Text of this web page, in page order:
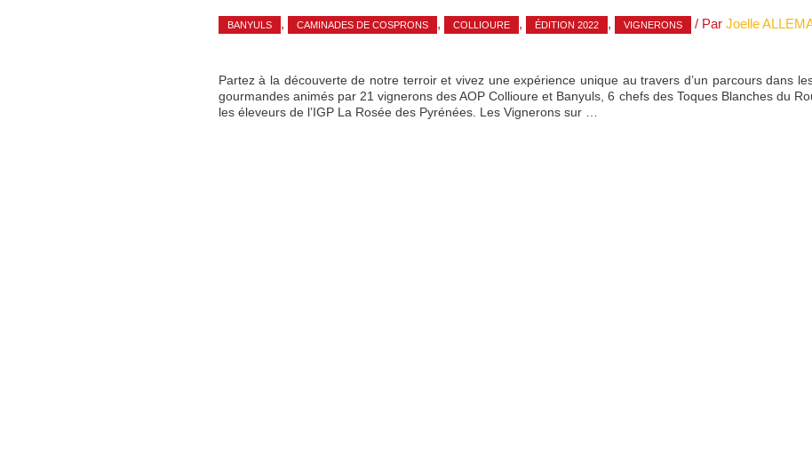
BANYULS , CAMINADES DE COSPRONS , COLLIOURE , ÉDITION 2022 , VIGNERONS / Par Joelle
Partez à la découverte de notre terroir et vivez une expérience unique au travers d’un parcours dans
gourmandes animés par 21 vignerons des AOP Collioure et Banyuls, 6 chefs des Toques Blanches du
les éleveurs de l’IGP La Rosée des Pyrénées. Les Vignerons sur …